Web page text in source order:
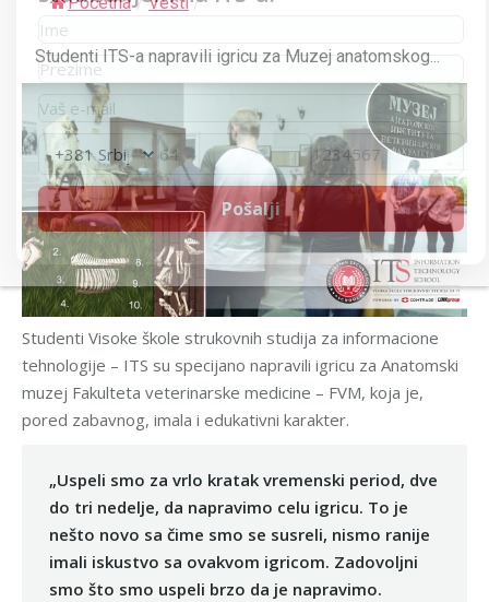
Studenti ITS-a napravili igricu za Muzej anatomskog...
Studenti Visoke škole strukovnih studija za informacione
tehnologije – ITS su specijano napravili igricu za Anatomski
muzej Fakulteta veterinarske medicine – FVM, koja je,
pored zabavnog, imala i edukativni karakter.
„Uspeli smo za vrlo kratak vremenski period, dve
do tri nedelje, da napravimo celu igricu. To je
nešto novo sa čime smo se susreli, nismo ranije
imali iskustvo sa ovakvom igricom. Zadovoljni
smo što smo uspeli brzo da je napravimo.